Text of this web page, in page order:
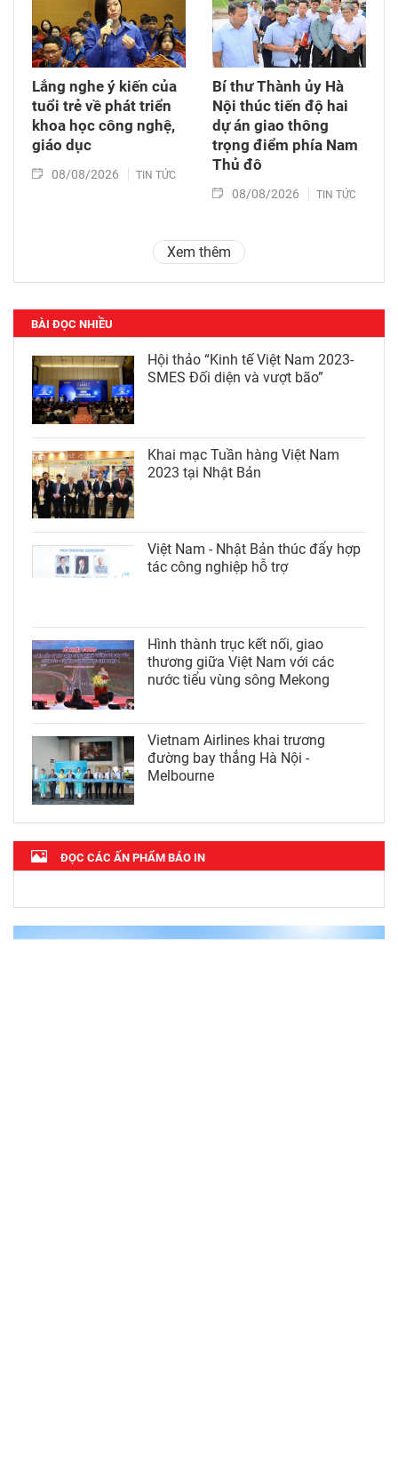
Lắng nghe ý kiến của
tuổi trẻ về phát triển
khoa học công nghệ,
giáo dục
08/08/2026 TIN TỨC
Bí thư Thành ủy Hà
Nội thúc tiến độ hai
dự án giao thông
trọng điểm phía Nam
Thủ đô
08/08/2026 TIN TỨC
Xem thêm
BÀI ĐỌC NHIỀU
Hội thảo “Kinh tế Việt Nam 2023-
SMES Đối diện và vượt bão”
Khai mạc Tuần hàng Việt Nam
2023 tại Nhật Bản
Việt Nam - Nhật Bản thúc đẩy hợp
tác công nghiệp hỗ trợ
Hình thành trục kết nối, giao
thương giữa Việt Nam với các
nước tiểu vùng sông Mekong
Vietnam Airlines khai trương
đường bay thẳng Hà Nội -
Melbourne
ĐỌC CÁC ẤN PHẨM BÁO IN